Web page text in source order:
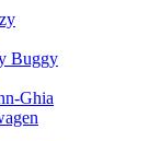
Buggy
Ghia